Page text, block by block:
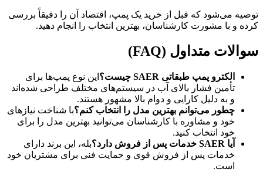
توصیه می‌شود که قبل از خرید یک پمپ، اقتصاد آن را دقیقاً بررسی
کرده و با مشورت کارشناسان، بهترین انتخاب را انجام دهید.
سوالات متداول (FAQ)
الکترو پمپ طبقاتی SAER چیست؟
این نوع پمپ‌ها برای
تأمین فشار بالای آب در سیستم‌های مختلف طراحی شده‌اند
و به دلیل کارایی و دوام بالا مشهور هستند.
چطور می‌توانم بهترین مدل را انتخاب کنم؟با شناخت نیازهای
خود و مشاوره با کارشناسان می‌توانید بهترین مدل را برای
خود انتخاب کنید.
آیا SAER خدمات پس از فروش دارد؟
بله، این برند دارای
خدمات پس از فروش قوی و حمایت فنی برای مشتریان خود
است.